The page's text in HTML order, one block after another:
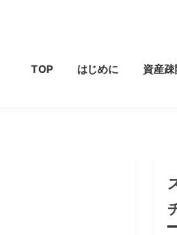
TOP はじめに 資産疎